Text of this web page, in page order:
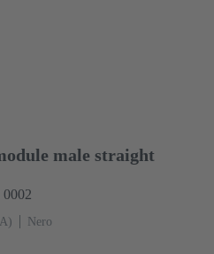
male straight
Nero